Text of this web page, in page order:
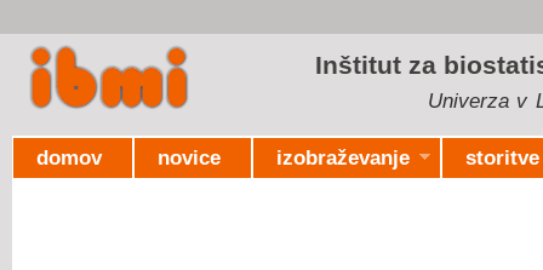
Inštitut za
Univerza v
domov novice izobraževanje storitve